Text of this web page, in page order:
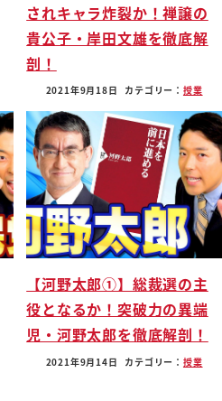
されキャラ炸裂か！禅譲の
貴公子・岸田文雄を徹底解
剖！
2021年9月18日 カテゴリー： 授業
【河野太郎①】総裁選の主
役となるか！突破力の異端
児・河野太郎を徹底解剖！
2021年9月14日 カテゴリー： 授業